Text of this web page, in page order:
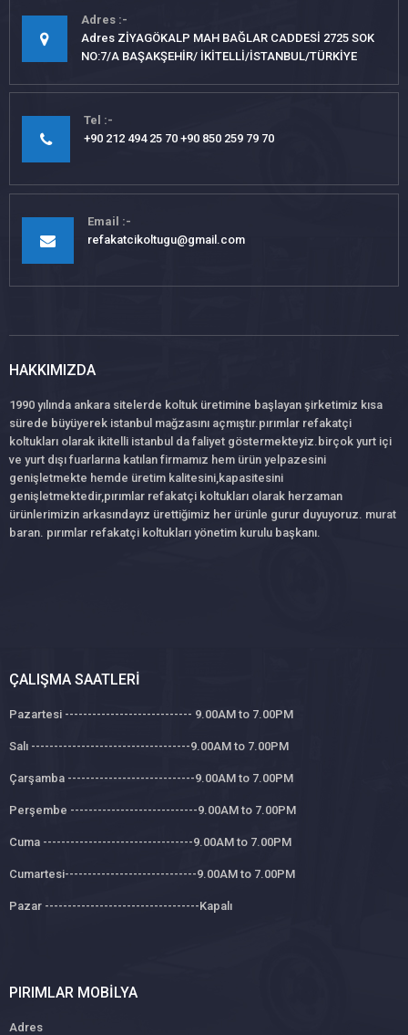
Adres
Adres ZİYAGÖKALP MAH BAĞLAR CADDESİ 2725 SOK
NO:7/A BAŞAKŞEHİR/ İKİTELLİ/İSTANBUL/TÜRKİYE
Tel
+90 212 494 25 70 +90 850 259 79 70
Email
refakatcikoltugu@gmail.com
HAKKIMIZDA
1990 yılında ankara sitelerde koltuk üretimine başlayan şirketimiz kısa
sürede büyüyerek istanbul mağzasını açmıştır.pırımlar refakatçi
koltukları olarak ikitelli istanbul da faliyet göstermekteyiz.birçok yurt içi
ve yurt dışı fuarlarına katılan firmamız hem ürün yelpazesini
genişletmekte hemde üretim kalitesini,kapasitesini
genişletmektedir,pırımlar refakatçi koltukları olarak herzaman
ürünlerimizin arkasındayız ürettiğimiz her ürünle gurur duyuyoruz. murat
baran. pırımlar refakatçi koltukları yönetim kurulu başkanı.
ÇALIŞMA SAATLERI
Pazartesi ---------------------------- 9.00AM to 7.00PM
Salı -----------------------------------9.00AM to 7.00PM
Çarşamba ----------------------------9.00AM to 7.00PM
Perşembe ----------------------------9.00AM to 7.00PM
Cuma ---------------------------------9.00AM to 7.00PM
Cumartesi-----------------------------9.00AM to 7.00PM
Pazar ----------------------------------Kapalı
PIRIMLAR MOBILYA
Adres